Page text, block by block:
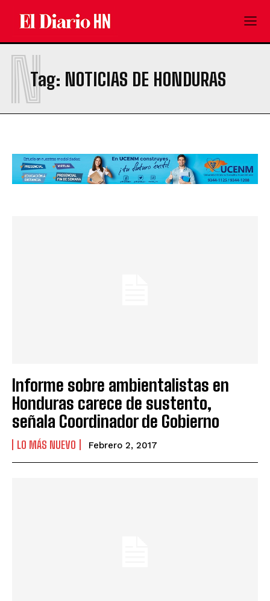
Tag: NOTICIAS DE HONDURAS
N
Informe sobre ambientalistas en
Honduras carece de sustento,
señala Coordinador de Gobierno
LO MÁS NUEVO Febrero 2, 2017